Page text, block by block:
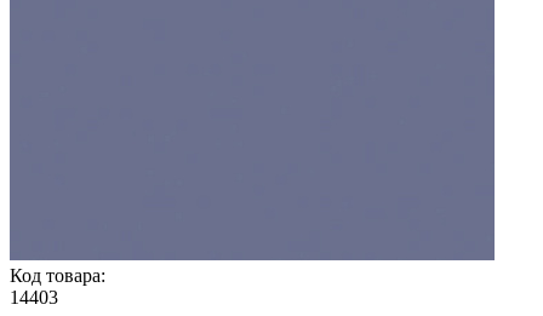
Код товара:
14403